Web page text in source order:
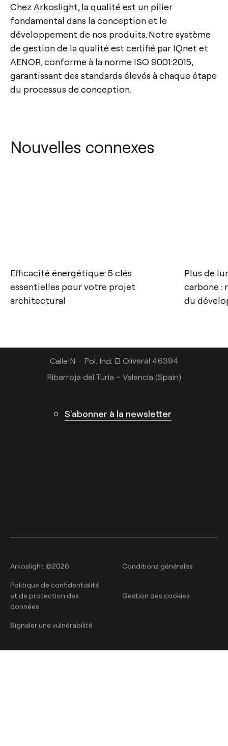
Chez Arkoslight, la qualité est un pilier
fondamental dans la conception et le
développement de nos produits. Notre système
de gestion de la qualité est certifié par IQnet et
AENOR, conforme à la norme ISO 9001:2015,
garantissant des standards élevés à chaque étape
du processus de conception.
Nouvelles connexes
Efficacité énergétique: 5 clés
essentielles pour votre projet
architectural
Plus de
carbone :
du
Contact
Tel.: +34 961 667 207
Calle N – Pol. Ind. El Oliveral 46394
Ribarroja del Turia – Valencia (Spain)
S'abonner à la newsletter
Arkoslight ©2026 Conditions générales
Politique de confidentialité
et de protection des
données
Gestion des cookies
Signaler une vulnérabilité